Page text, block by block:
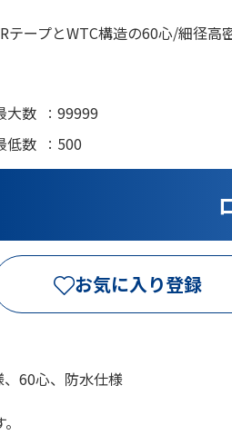
テープとWTC構造の60心/細径
大数
99999
低数
500
お気に入り登録
60心、防水仕様